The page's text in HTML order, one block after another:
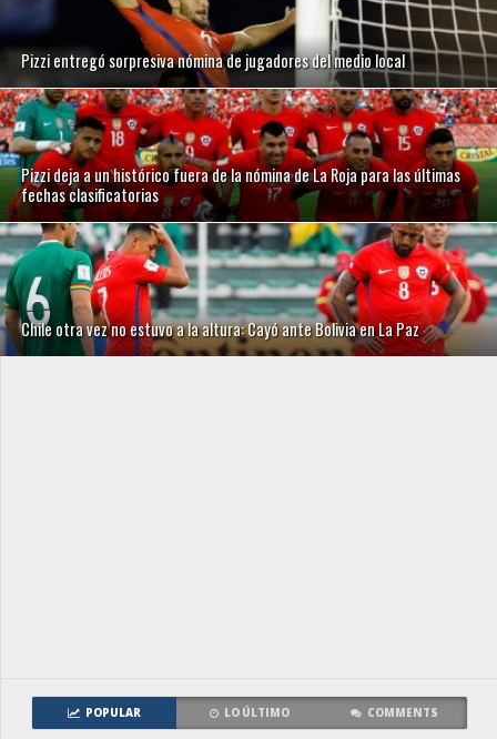
Pizzi entregó sorpresiva nómina de jugadores del medio local
Pizzi deja a un histórico fuera de la nómina de La Roja para las últimas
fechas clasificatorias
Chile otra vez no estuvo a la altura: Cayó ante Bolivia en La Paz
POPULAR LO ÚLTIMO COMMENTS